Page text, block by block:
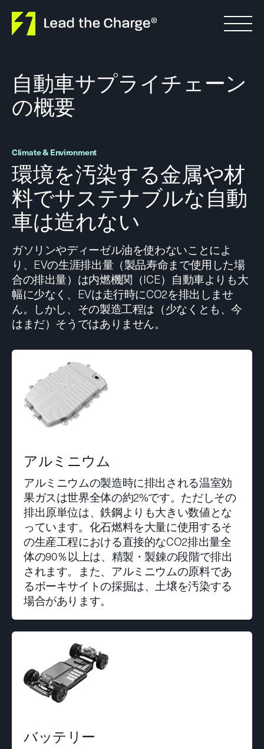
自動車サプライチェーン
の概要
Climate & Environment
環境を汚染する金属や材
料でサステナブルな自動
車は造れない
ガソリンやディーゼル油を使わないことによ
り、EVの生涯排出量（製品寿命まで使用した場
合の排出量）は内燃機関（ICE）自動車よりも大
幅に少なく、EVは走行時にCO2を排出しませ
ん。しかし、その製造工程は（少なくとも、今
はまだ）そうではありません。
アルミニウム
アルミニウムの製造時に排出される温室効
果ガスは世界全体の約2%です。ただしその
排出原単位は、鉄鋼よりも大きい数値とな
っています。化石燃料を大量に使用するそ
の生産工程における直接的なCO2排出量全
体の90％以上は、精製・製錬の段階で排出
されます。また、アルミニウムの原料であ
るボーキサイトの採掘は、土壌を汚染する
場合があります。
バッテリー